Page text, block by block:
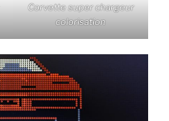
Corvette super chargeur
colorisation